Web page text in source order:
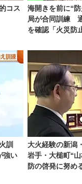
コス
海開きを前に“
局が合同訓練
を確認「火災防
訓
強い
大火経験の新潟
岩手・大槌町“
防の啓発に努め